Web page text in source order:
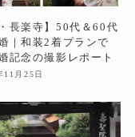
長楽寺】50代＆60代
｜和装2着プランで
記念の撮影レポート
11月25日